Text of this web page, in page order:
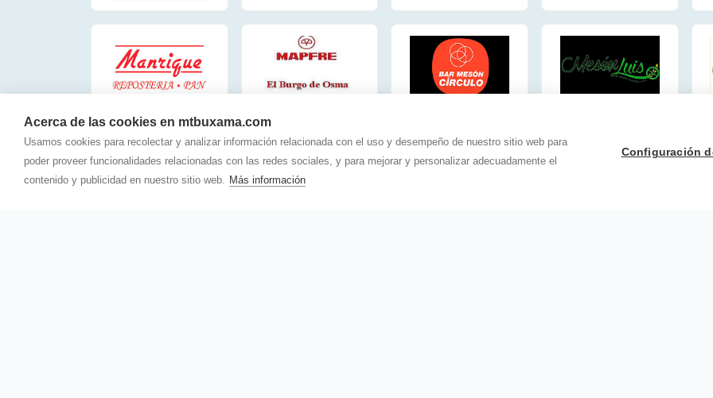
Acerca de las cookies en mtbuxama.com
Usamos cookies para recolectar y analizar información relacionada con el uso y desempeño de nuestro sitio web para
poder proveer funcionalidades relacionadas con las redes sociales, y para mejorar y personalizar adecuadamente el
contenido y publicidad en nuestro sitio web. Más información
Configuración